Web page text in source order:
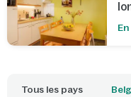
Tous les pays